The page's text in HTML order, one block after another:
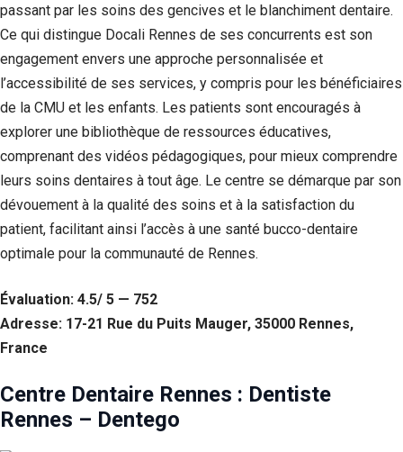
passant par les soins des gencives et le blanchiment dentaire.
Ce qui distingue Docali Rennes de ses concurrents est son
engagement envers une approche personnalisée et
l’accessibilité de ses services, y compris pour les bénéficiaires
de la CMU et les enfants. Les patients sont encouragés à
explorer une bibliothèque de ressources éducatives,
comprenant des vidéos pédagogiques, pour mieux comprendre
leurs soins dentaires à tout âge. Le centre se démarque par son
dévouement à la qualité des soins et à la satisfaction du
patient, facilitant ainsi l’accès à une santé bucco-dentaire
optimale pour la communauté de Rennes.
Évaluation: 4.5/ 5 — 752
Adresse: 17-21 Rue du Puits Mauger, 35000 Rennes,
France
Centre Dentaire Rennes : Dentiste
Rennes – Dentego